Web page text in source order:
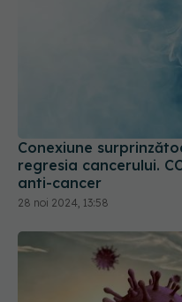
Conexiune
regresia cancerului.
anti-cancer
28 noi 2024, 13:58